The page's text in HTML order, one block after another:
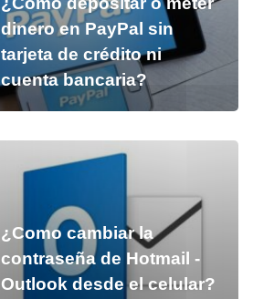
dinero en PayPal sin
tarjeta de crédito ni
cuenta bancaria?
¿Como cambiar la
contraseña de Hotmail -
Outlook desde el celular?